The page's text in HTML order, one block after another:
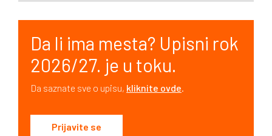
Da li ima mesta? Upisni rok
2026/27. je u toku.
Da saznate sve o upisu, kliknite ovde.
Prijavite se